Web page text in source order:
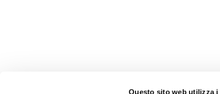
Questo sito web utilizza i